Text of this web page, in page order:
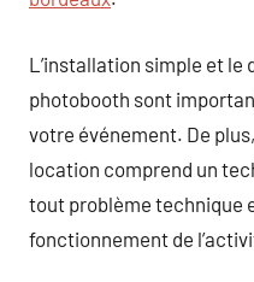
L’installation simple et
photobooth sont
votre événement. De
location comprend un
tout problème technique
fonctionnement de